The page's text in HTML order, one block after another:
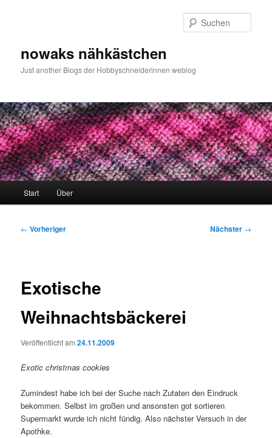
nowaks nähkästchen
Just another Blogs der Hobbyschneiderinnen weblog
Start Über
Beitragsnavigation
← Vorheriger Nächster →
Exotische
Weihnachtsbäckerei
Veröffentlicht am24.11.2009
Exotic christmas cookies
Zumindest habe ich bei der Suche nach Zutaten den Eindruck
bekommen. Selbst im großen und ansonsten got sortieren
Supermarkt wurde ich nicht fündig. Also nächster Versuch in der
Apothke.